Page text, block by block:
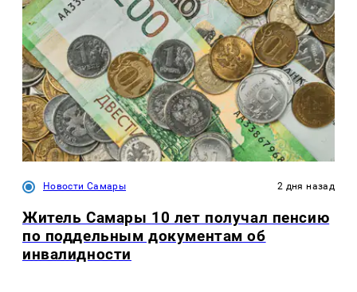
Новости Самары 2 дня назад
Житель Самары 10 лет получал пенсию
по поддельным документам об
инвалидности